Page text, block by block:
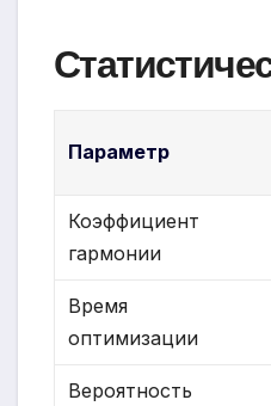
Параметр
Коэффициент
гармонии
Время
оптимизации
Вероятность